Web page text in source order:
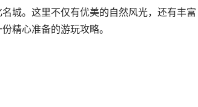
城。这里不仅有优美的自然风光，还有丰富
精心准备的游玩攻略。